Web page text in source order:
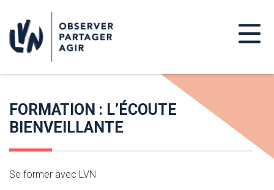
FORMATION : L’ÉCOUTE
BIENVEILLANTE
Se former avec LVN